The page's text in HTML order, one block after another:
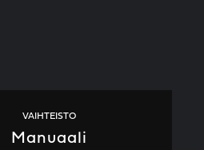
VAIHTEISTO
Manuaali